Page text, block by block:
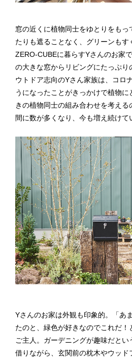
窓の近くに植物同士をゆとりをもっ
たりも遮ることなく、グリーンもす
ZERO-CUBEに暮らすYさんのお家
の大きな窓からリビングにたっぷり
ウトドア志向のYさん家族は、コロ
うになったことがきっかけで植物に
きの植物同士の組み合わせを考える
間に数が多くなり、今も増え続けて
Yさんのお家は外観も印象的。「あ
たのと、緑色が好きなのでこれだ！
ご主人。ガーデニングが趣味だと
借りながら、玄関前の枕木やウッ